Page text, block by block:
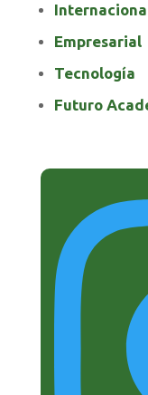
Empresarial
Tecnología
Futuro